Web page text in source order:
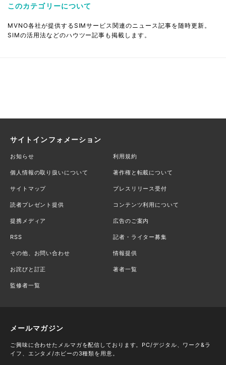
このカテゴリーについて
MVNO各社が提供するSIMサービス関連のニュース記事を随時更新。
SIMの活用法などのハウツー記事も掲載します。
サイトインフォメーション
お知らせ 利用規約
個人情報の取り扱いについて 著作権と転載について
サイトマップ プレスリリース受付
読者プレゼント提供 コンテンツ利用について
提携メディア 広告のご案内
RSS 記者・ライター募集
その他、お問い合わせ 情報提供
お詫びと訂正 著者一覧
監修者一覧
メールマガジン
ご興味に合わせたメルマガを配信しております。PC/デジタル、ワーク&ラ
イフ、エンタメ/ホビーの3種類を用意。